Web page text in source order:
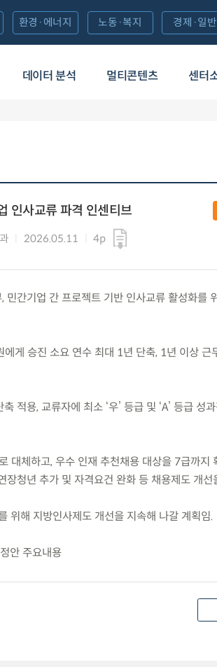
데이터 분석 멀티콘텐츠 센터
환경·에너지 노동·복지 경제·일반
인사교류 파격 인센티브
2026.05.11 4p
간기업 간 프로젝트 기반 인사교류 활성화를
게 승진 소요 연수 최대 1년 단축, 1년 이상 근
적용, 교류자에 최소 ‘우’ 등급 및 ‘A’ 등급 성
대체하고, 우수 인재 추천채용 대상을 7급까지
청년 추가 및 자격요건 완화 등 채용제도 개선
위해 지방인사제도 개선을 지속해 나갈 계획임.
안 주요내용